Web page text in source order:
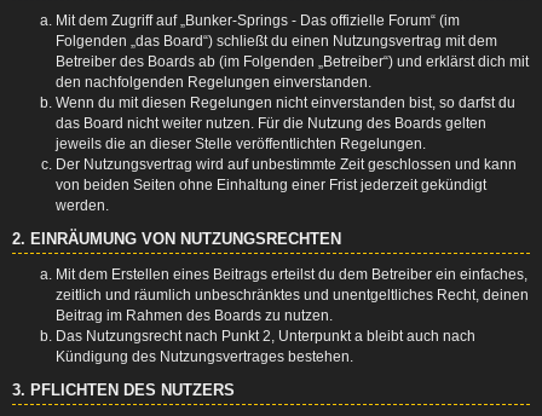
Mit dem Zugriff auf „Bunker-Springs - Das offizielle Forum“ (im
Folgenden „das Board“) schließt du einen Nutzungsvertrag mit dem
Betreiber des Boards ab (im Folgenden „Betreiber“) und erklärst dich mit
den nachfolgenden Regelungen einverstanden.
Wenn du mit diesen Regelungen nicht einverstanden bist, so darfst du
das Board nicht weiter nutzen. Für die Nutzung des Boards gelten
jeweils die an dieser Stelle veröffentlichten Regelungen.
Der Nutzungsvertrag wird auf unbestimmte Zeit geschlossen und kann
von beiden Seiten ohne Einhaltung einer Frist jederzeit gekündigt
werden.
2. EINRÄUMUNG VON NUTZUNGSRECHTEN
Mit dem Erstellen eines Beitrags erteilst du dem Betreiber ein einfaches,
zeitlich und räumlich unbeschränktes und unentgeltliches Recht, deinen
Beitrag im Rahmen des Boards zu nutzen.
Das Nutzungsrecht nach Punkt 2, Unterpunkt a bleibt auch nach
Kündigung des Nutzungsvertrages bestehen.
3. PFLICHTEN DES NUTZERS